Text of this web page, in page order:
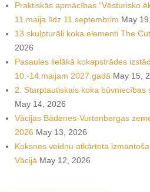
Praktiskās apmācības “Vēsturisko
11.maija līdz 11.septembrim May
13 skulpturāli koka elementi The
2026
Pasaules lielākā kokapstrādes
10.-14.maijam 2027.gadā May 15,
2. Starptautiskais koka būvniecības
May 14, 2026
Vācijas Bādenes-Vurtenbergas
2026 May 13, 2026
Koksnes veidņu atkārtota
Vācijā May 12, 2026